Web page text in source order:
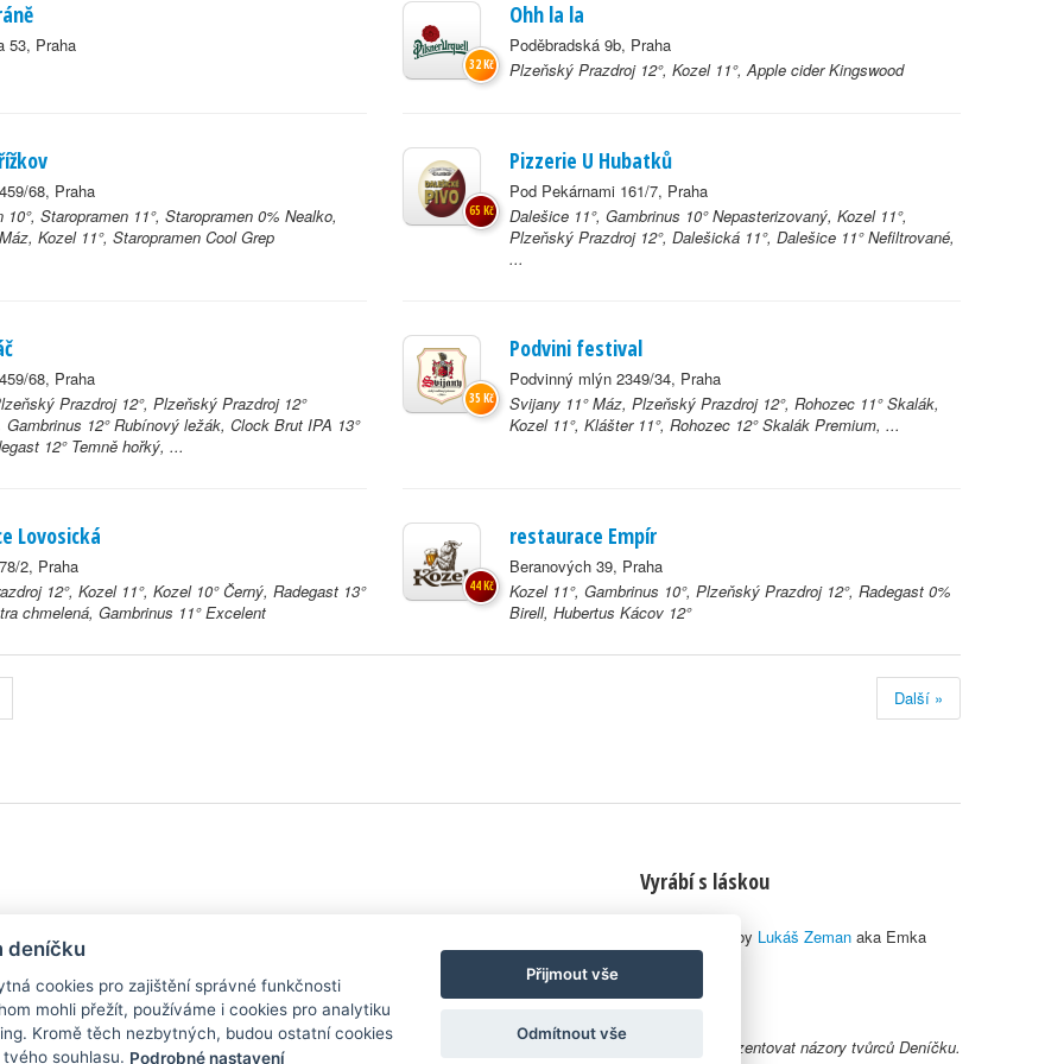
53, Praha
Ohh la la
Poděbradská 9b, Praha
Plzeňský Prazdroj 12°, Kozel 11°, Apple cider Kingswood
32 Kč
68, Praha
10°, Staropramen 11°, Staropramen 0% Nealko,
Kozel 11°, Staropramen Cool Grep
Pizzerie U Hubatků
Pod Pekárnami 161/7, Praha
Dalešice 11°, Gambrinus 10° Nepasterizovaný, Kozel 11°,
Plzeňský Prazdroj 12°, Dalešická 11°, Dalešice 11° Nefiltrované,
...
65 Kč
68, Praha
Prazdroj 12°, Plzeňský Prazdroj 12°
Gambrinus 12° Rubínový ležák, Clock Brut IPA 13°
12° Temně hořký, ...
Podvini festival
Podvinný mlýn 2349/34, Praha
Svijany 11° Máz, Plzeňský Prazdroj 12°, Rohozec 11° Skalák,
Kozel 11°, Klášter 11°, Rohozec 12° Skalák Premium, ...
35 Kč
Lovosická
2, Praha
12°, Kozel 11°, Kozel 10° Černý, Radegast 13°
chmelená, Gambrinus 11° Excelent
restaurace Empír
Beranových 39, Praha
Kozel 11°, Gambrinus 10°, Plzeňský Prazdroj 12°, Radegast 0%
Birell, Hubertus Kácov 12°
44 Kč
Další »
| Aplikace pro
Vyrábí s láskou
© 2010–2026 by Lukáš Zeman aka Emka
který není spjat s žádným konkrétním pivovarem ani restaurací. Názory uživatelů nemusí nutně reprezentovat názory tvůrců Deníčku.
deníčku
cookies pro zajištění správné funkčnosti
mohli přežít, používáme i cookies pro analytiku
Kromě těch nezbytných, budou ostatní cookies
souhlasu. Podrobné nastavení
Přijmout vše
Odmítnout vše